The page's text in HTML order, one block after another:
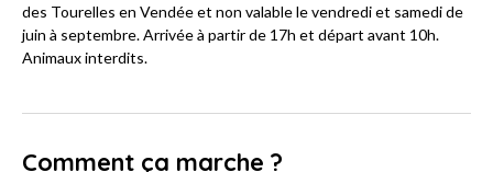
des Tourelles en Vendée et non valable le vendredi et samedi de
juin à septembre. Arrivée à partir de 17h et départ avant 10h.
Animaux interdits.
Comment ça marche ?